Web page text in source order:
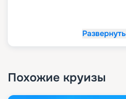
Развернуть
Похожие круизы